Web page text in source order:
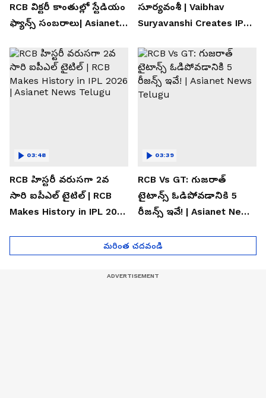
RCB విక్టరీ కాంతుల్లో స్టేడియం
ఫ్యాన్స్ సంబరాలు| Asianet
సూర్యవంశీ | Vaibhav
Suryavanshi Creates IPL
Telugu
RCB హిస్టరీ వరుసగా 2వ
సారి ఐపీఎల్ టైటిల్ | RCB
Makes History in IPL 2026
03:48
RCB Vs GT: గుజరాత్
టైటాన్స్ ఓడిపోవడానికి 5
రీజన్స్ ఇవే! | Asianet News
03:39
మరింత చదవండి